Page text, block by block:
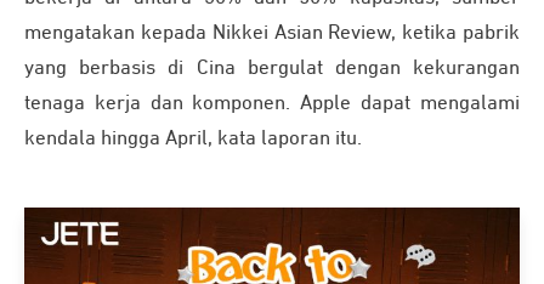
mengatakan kepada Nikkei Asian Review, ketika pabrik
yang berbasis di Cina bergulat dengan kekurangan
tenaga kerja dan komponen. Apple dapat mengalami
kendala hingga April, kata laporan itu.